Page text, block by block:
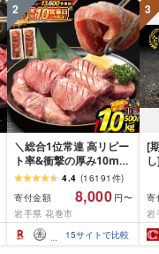
2
＼総合1位常連 高リピー
ト率&衝撃の厚み10mm
厚切り牛タン 塩味/ ≪ス
ピード発送!!10営業日以
内発送≫ 選べる内容量
500g / 1kg 定期便 毎月
届く 牛肉 肉 BBQ ふるさ
と 人気 ランキング 岩手
4.4 (16191 件)
寄付金額
8,000 円〜
岩手県 花巻市
15サイトで比較
3
[
グ
分
寄
岩